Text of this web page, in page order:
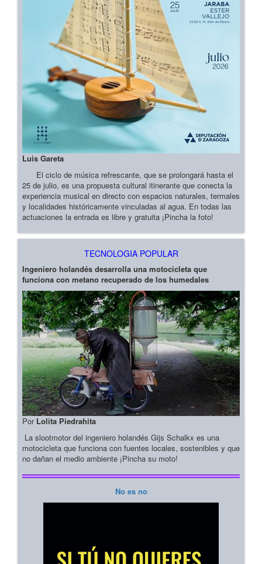
Luis Gareta
El ciclo de música refrescante, que se prolongará hasta el
25 de julio, es una propuesta cultural itinerante que conecta la
experiencia musical en directo con espacios naturales, termales
y localidades históricamente vinculadas al agua. En todas las
actuaciones la entrada es libre y gratuita ¡Pincha la foto!
TECNOLOGIA POPULAR
Ingeniero holandés desarrolla una motocicleta que
funciona con metano recuperado de los humedales
Por Lolita Piedrahita
La slootmotor del ingeniero holandés Gijs Schalkx es una
motocicleta que funciona con fuentes locales, sostenibles y que
no dañan el medio ambiente ¡Pincha su moto!
No es no